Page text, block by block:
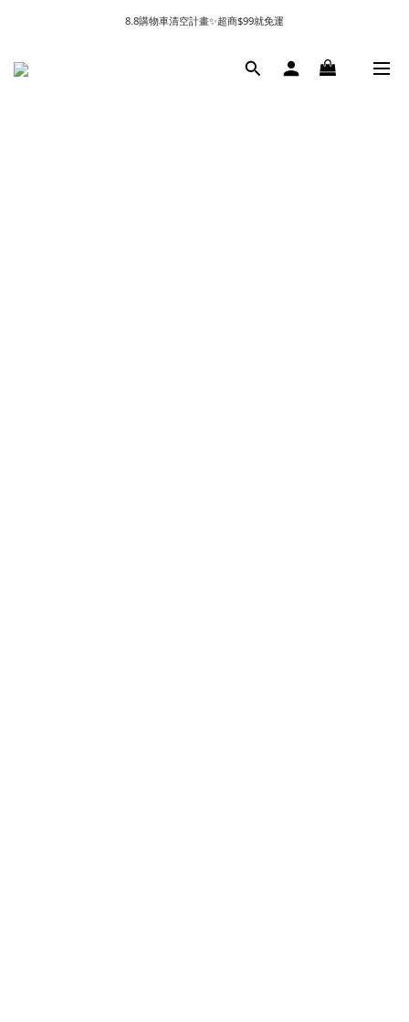
8.8購物車清空計畫✨超商$99就免運